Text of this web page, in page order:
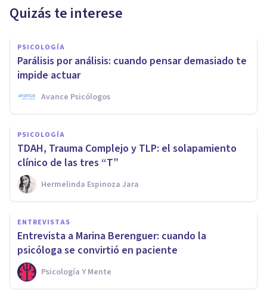
Quizás te interese
PSICOLOGÍA
Parálisis por análisis: cuando pensar demasiado te
impide actuar
Avance Psicólogos
PSICOLOGÍA
TDAH, Trauma Complejo y TLP: el solapamiento
clínico de las tres “T”
Hermelinda Espinoza Jara
ENTREVISTAS
Entrevista a Marina Berenguer: cuando la
psicóloga se convirtió en paciente
Psicología Y Mente